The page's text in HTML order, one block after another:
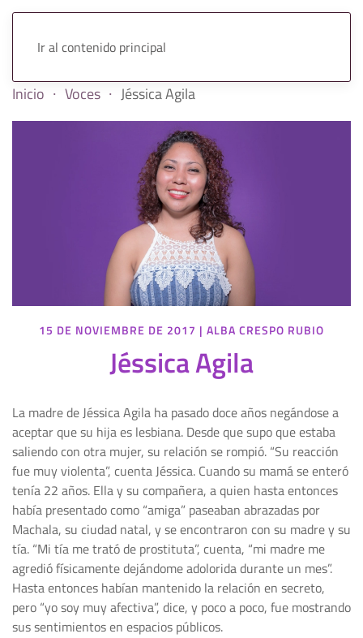
Ir al contenido principal
Inicio Voces Jéssica Agila
15 DE NOVIEMBRE DE 2017 | ALBA CRESPO RUBIO
Jéssica Agila
La madre de Jéssica Agila ha pasado doce años negándose a
aceptar que su hija es lesbiana. Desde que supo que estaba
saliendo con otra mujer, su relación se rompió. “Su reacción
fue muy violenta”, cuenta Jéssica. Cuando su mamá se enteró
tenía 22 años. Ella y su compañera, a quien hasta entonces
había presentado como “amiga” paseaban abrazadas por
Machala, su ciudad natal, y se encontraron con su madre y su
tía. “Mi tía me trató de prostituta”, cuenta, “mi madre me
agredió físicamente dejándome adolorida durante un mes”.
Hasta entonces habían mantenido la relación en secreto,
pero “yo soy muy afectiva”, dice, y poco a poco, fue mostrando
sus sentimientos en espacios públicos.